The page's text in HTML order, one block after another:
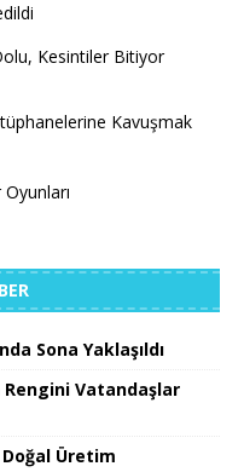
Kesintiler Bitiyor
Kavuşmak
Sona Yaklaşıldı
Rengini Vatandaşlar
Üretim